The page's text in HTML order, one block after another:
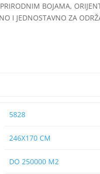
BOJAMA,
I JEDNOSTAVNO ZA
5828
246X170 CM
DO 250000 M2